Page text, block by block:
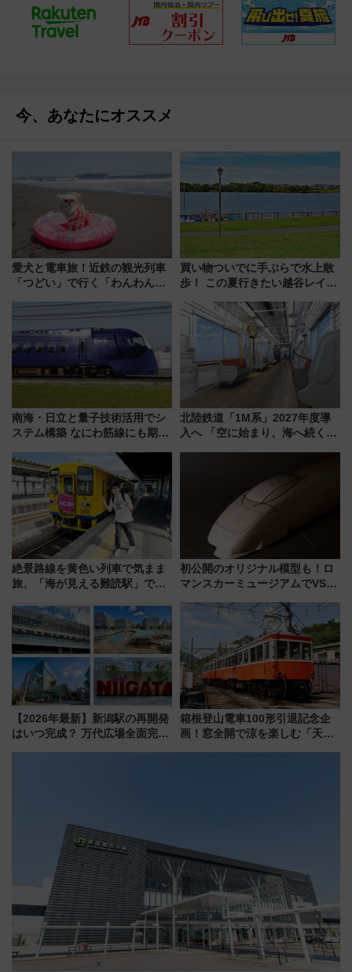
今、あなたにオススメ
愛犬と電車旅！近鉄の観光列車
「つどい」で行く「わんわん列
める日帰りツアー
買い物ついでに手ぶらで水上散
歩！ この夏行きたい越谷レイク
ア「LAKESIDE PARK」（埼玉
県越谷市）
南海・日立と量子技術活用でシ
ステム構築 なにわ筋線にも期待
北陸鉄道「1M系」2027年度導
入へ 「空に始まり、海へ続く」
絶景路線を黄色い列車で気まま
旅、「海が見える難読駅」で幸
「新・鉄道ひとり旅」279回目
の舞台は「島原鉄道」
初公開のオリジナル模型も！ロ
マンスカーミュージアムでVSE
15日スタート
【2026年最新】新潟駅の再開発
はいつ完成？ 万代広場全面完成
箱根登山電車100形引退記念企
画！窓全開で涼を楽しむ「天然